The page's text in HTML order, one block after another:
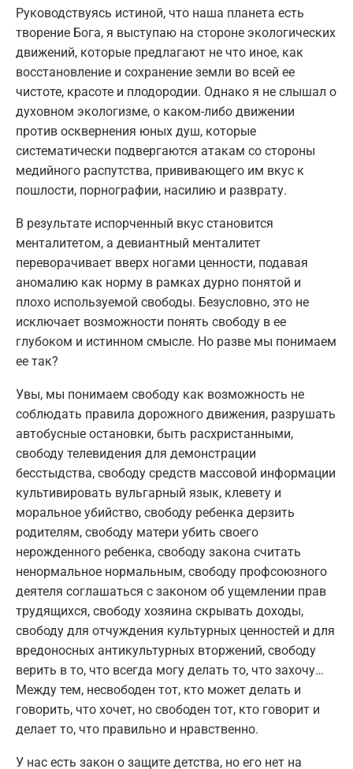
Руководствуясь истиной, что наша планета есть
творение Бога, я выступаю на стороне экологических
движений, которые предлагают не что иное, как
восстановление и сохранение земли во всей ее
чистоте, красоте и плодородии. Однако я не слышал о
духовном экологизме, о каком-либо движении
против осквернения юных душ, которые
систематически подвергаются атакам со стороны
медийного распутства, прививающего им вкус к
пошлости, порнографии, насилию и разврату.
В результате испорченный вкус становится
менталитетом, а девиантный менталитет
переворачивает вверх ногами ценности, подавая
аномалию как норму в рамках дурно понятой и
плохо используемой свободы. Безусловно, это не
исключает возможности понять свободу в ее
глубоком и истинном смысле. Но разве мы понимаем
ее так?
Увы, мы понимаем свободу как возможность не
соблюдать правила дорожного движения, разрушать
автобусные остановки, быть расхристанными,
свободу телевидения для демонстрации
бесстыдства, свободу средств массовой информации
культивировать вульгарный язык, клевету и
моральное убийство, свободу ребенка дерзить
родителям, свободу матери убить своего
нерожденного ребенка, свободу закона считать
ненормальное нормальным, свободу профсоюзного
деятеля соглашаться с законом об ущемлении прав
трудящихся, свободу хозяина скрывать доходы,
свободу для отчуждения культурных ценностей и для
вредоносных антикультурных вторжений, свободу
верить в то, что всегда могу делать то, что захочу…
Между тем, несвободен тот, кто может делать и
говорить, что хочет, но свободен тот, кто говорит и
делает то, что правильно и нравственно.
У нас есть закон о защите детства, но его нет на